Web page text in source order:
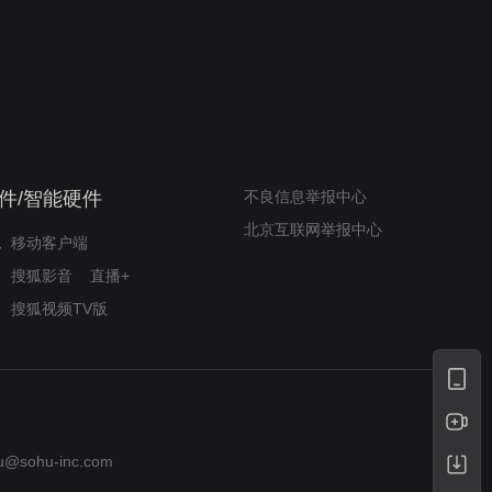
/智能硬件
移动客户端
搜狐影音
直播+
搜狐视频TV版
不良信息举报中心
北京互联网举报中心
inc.com